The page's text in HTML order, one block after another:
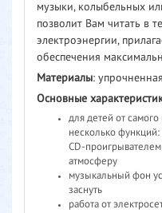
музыки, колыбельных
позволит Вам читать в
электроэнергии,
обеспечения
Материалы:
Основные
для детей от
несколько
CD-
атмосферу
музыкальный фон
заснуть
работа от